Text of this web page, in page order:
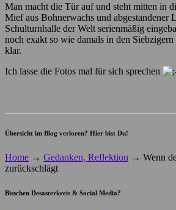
Man macht die Tür auf und steht mitten in
Mief aus Bohnerwachs und abgestandener
Schulturnhalle der Welt serienmäßig
noch exakt so wie damals in den
klar.
Ich lasse die Fotos mal für sich sprechen
Übersicht im Blog verloren? Hier bist Du!
Home → Gedanken, Reflektion → Wenn
zurückschlägt
Bisschen Desasterkreis & Social Media?